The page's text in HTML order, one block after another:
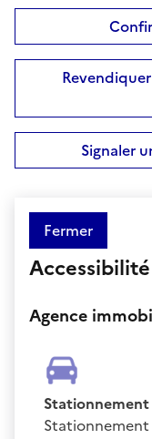
Signaler
Fermer
Accessibilité
Agence
Stationnement